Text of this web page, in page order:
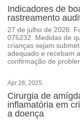
Indicadores de
rastreamento
27 de julho de 2026.
075232. Medidas de
crianças sejam
adequado e recebam
confirmação de
Apr 28, 2025
Cirurgia de
inflamatória em
a doença